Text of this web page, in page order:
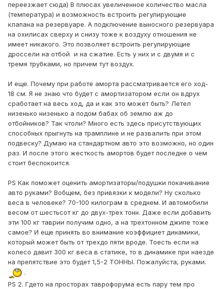
переезжает сюда) В плюсах увеличенное количество масла
(температура) и возможность встроить регулирующие
клапана на резервуаре. А подключение выносного резервуара
на охилисах сверху и снизу тоже к воздуху отношения не
имеет никакого. Это позволяет встроить регулирующие
дроссели на отбой и на сжатие. Есть у них и с двумя и с
тремя трубками, но причем тут воздух.
И еще. Почему при работе аморта рассматривается его ход-
18 см. Я не знаю что будет с амортизатором если он вдрух
сработает на весь ход, да и как это может быть? Летел
низенько низенько а подом бабах об землю аж до
отбойников? Так чтоли? Много есть здесь присутствующих
способных прыгнуть на трамплине и не развалить при этом
подвеску? Думаю на стандартном авто это возможно, но один
раз. И после этого жесткость амортов будет последне о чем
стоит беспокоится.
PS Как поможет оценить амортизаторы/подушки покачивание
авто руками? Вобщем, без привязки к модели? Ну сколько
веса в человеке? 70-100 килограм в среднем. И автомобили
весом от шестьсот кг до двух-трех тонн. Даже если добавить
эти 100 кг таврии получим одно, а на трехтонном джипе тоже
самое? И еще принять во внимание коэффициет динамики,
который может быть от трехдо пяти вроде. Тоесть если на
колесо давит 300 кг веса в статике, то в динамике при наезде
на препятствие это будет 1,5-2 ТОННЫ. Пожалуйста, руками.
.
PS 2. Гдето на просторах таврофорума есть пару тем про